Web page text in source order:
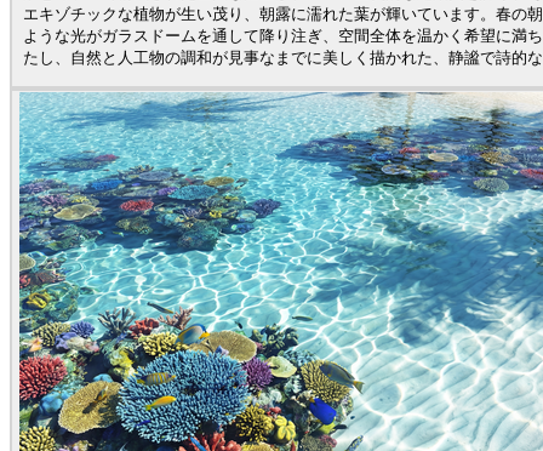
エキゾチックな植物が生い茂り、朝露に濡れた葉が輝いています。春の
ような光がガラスドームを通して降り注ぎ、空間全体を温かく希望に満
たし、自然と人工物の調和が見事なまでに美しく描かれた、静謐で詩的